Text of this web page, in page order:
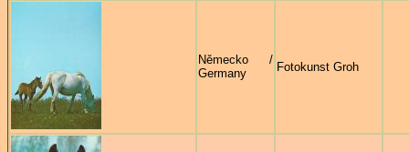
Německo /
Germany
Fotokunst Groh